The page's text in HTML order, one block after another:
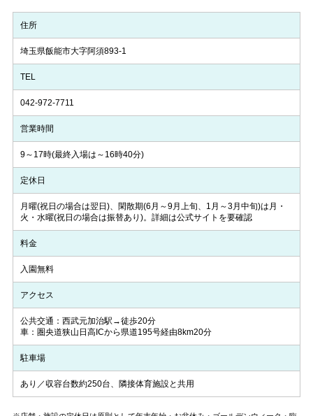
住所
埼玉県飯能市大字阿須893-1
TEL
042-972-7711
営業時間
9～17時(最終入場は～16時40分)
定休日
月曜(祝日の場合は翌日)、閑散期(6月～9月上旬、1月～3月中旬)は月・
火・水曜(祝日の場合は振替あり)。詳細は公式サイトを要確認
料金
入園無料
アクセス
公共交通：西武元加治駅→徒歩20分
車：圏央道狭山日高ICから県道195号経由8km20分
駐車場
あり／収容台数約250台、隣接体育施設と共用